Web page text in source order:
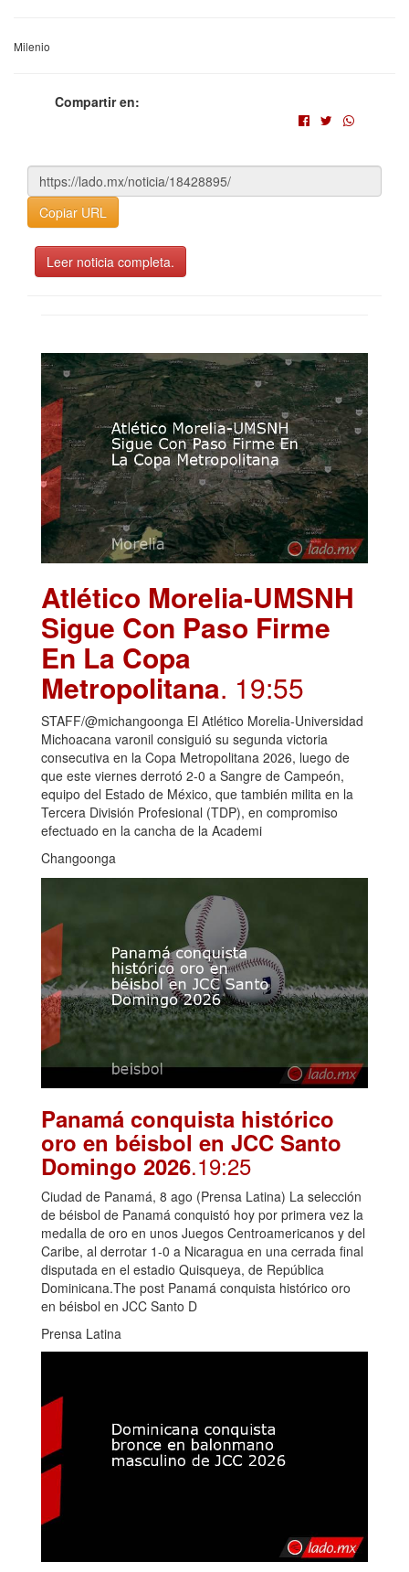
Milenio
Compartir en:
Copiar URL
Leer noticia completa.
Atlético Morelia-UMSNH
Sigue Con Paso Firme
En La Copa
Metropolitana. 19:55
STAFF/@michangoonga El Atlético Morelia-Universidad
Michoacana varonil consiguió su segunda victoria
consecutiva en la Copa Metropolitana 2026, luego de
que este viernes derrotó 2-0 a Sangre de Campeón,
equipo del Estado de México, que también milita en la
Tercera División Profesional (TDP), en compromiso
efectuado en la cancha de la Academi
Changoonga
Panamá conquista histórico
oro en béisbol en JCC Santo
Domingo 2026.19:25
Ciudad de Panamá, 8 ago (Prensa Latina) La selección
de béisbol de Panamá conquistó hoy por primera vez la
medalla de oro en unos Juegos Centroamericanos y del
Caribe, al derrotar 1-0 a Nicaragua en una cerrada final
disputada en el estadio Quisqueya, de República
Dominicana.The post Panamá conquista histórico oro
en béisbol en JCC Santo D
Prensa Latina